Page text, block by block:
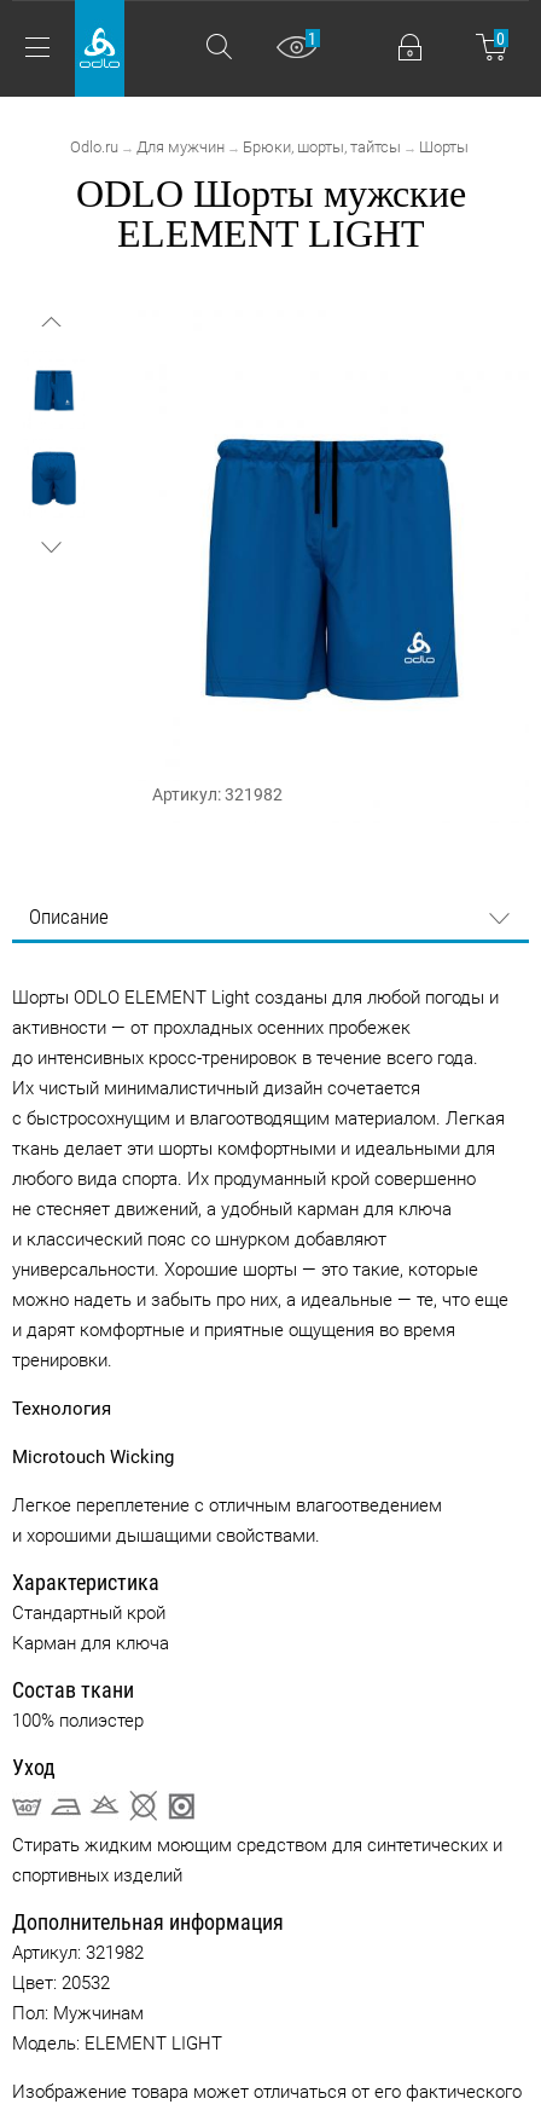
0
1
Odlo.ru → Для мужчин → Брюки, шорты, тайтсы → Шорты
ODLO Шорты мужские
ELEMENT LIGHT
Артикул: 321982
Описание
Шорты ODLO ELEMENT Light созданы для любой погоды и
активности — от прохладных осенних пробежек
до интенсивных кросс-тренировок в течение всего года.
Их чистый минималистичный дизайн сочетается
с быстросохнущим и влагоотводящим материалом. Легкая
ткань делает эти шорты комфортными и идеальными для
любого вида спорта. Их продуманный крой совершенно
не стесняет движений, а удобный карман для ключа
и классический пояс со шнурком добавляют
универсальности. Хорошие шорты — это такие, которые
можно надеть и забыть про них, а идеальные — те, что еще
и дарят комфортные и приятные ощущения во время
тренировки.
Технология
Microtouch Wicking
Легкое переплетение с отличным влагоотведением
и хорошими дышащими свойствами.
Характеристика
Стандартный крой
Карман для ключа
Состав ткани
100% полиэстер
Уход
Стирать жидким моющим средством для синтетических и
спортивных изделий
Дополнительная информация
Артикул: 321982
Цвет: 20532
Пол: Мужчинам
Модель: ELEMENT LIGHT
Изображение товара может отличаться от его фактического